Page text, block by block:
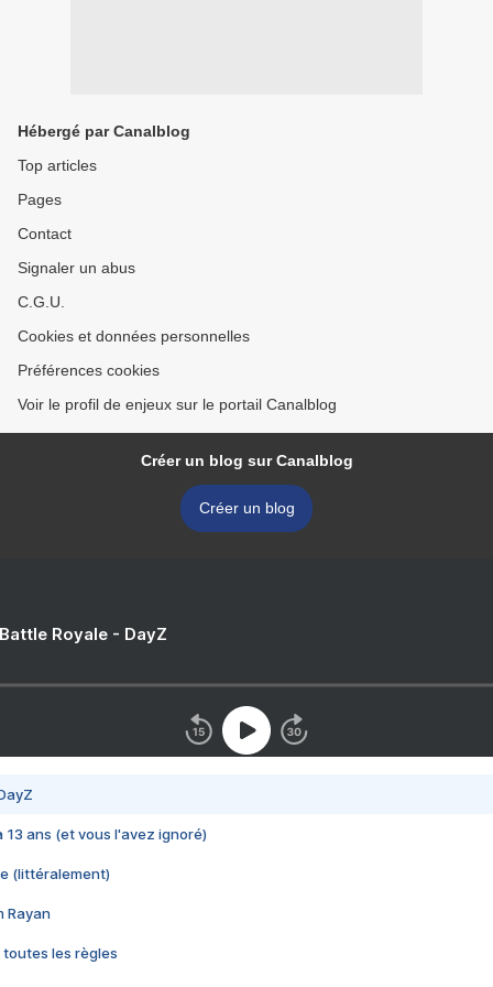
Hébergé par Canalblog
Top articles
Pages
Contact
Signaler un abus
C.G.U.
Cookies et données personnelles
Préférences cookies
Voir le profil de enjeux sur le portail Canalblog
Créer un blog sur Canalblog
Créer un blog
Royale - DayZ
13 ans (et vous l'avez ignoré)
(littéralement)
Rayan
toutes les règles